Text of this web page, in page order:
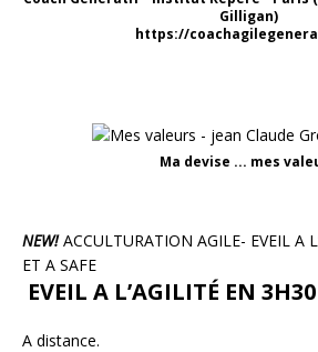
Gilligan)
https://
Ma devise ... mes
NEW!ACCULTURATION AGILE- EVEIL A
ET A SAFE
EVEIL A L’AGILITÉ EN 3H30
A distance.